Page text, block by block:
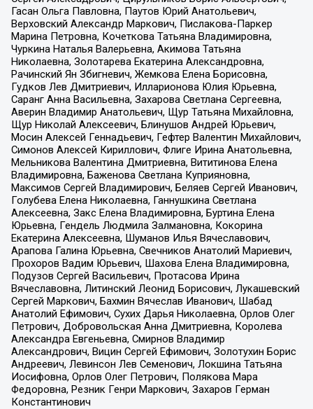
Гасан Ольга Павловна, Паутов Юрий Анатольевич,
Верховский Александр Маркович, Пислакова-Паркер
Марина Петровна, Кочеткова Татьяна Владимировна,
Чуркина Наталья Валерьевна, Акимова Татьяна
Николаевна, Золотарева Екатерина Александровна,
Рачинский Ян Збигневич, Жемкова Елена Борисовна,
Гудков Лев Дмитриевич, Илларионова Юлия Юрьевна,
Саранг Анна Васильевна, Захарова Светлана Сергеевна,
Аверин Владимир Анатольевич, Щур Татьяна Михайловна,
Щур Николай Алексеевич, Блинушов Андрей Юрьевич,
Мосин Алексей Геннадьевич, Гефтер Валентин Михайлович,
Симонов Алексей Кириллович, Флиге Ирина Анатольевна,
Мельникова Валентина Дмитриевна, Вититинова Елена
Владимировна, Баженова Светлана Куприяновна,
Максимов Сергей Владимирович, Беляев Сергей Иванович,
Голубева Елена Николаевна, Ганнушкина Светлана
Алексеевна, Закс Елена Владимировна, Буртина Елена
Юрьевна, Гендель Людмила Залмановна, Кокорина
Екатерина Алексеевна, Шуманов Илья Вячеславович,
Арапова Галина Юрьевна, Свечников Анатолий Мариевич,
Прохоров Вадим Юрьевич, Шахова Елена Владимировна,
Подузов Сергей Васильевич, Протасова Ирина
Вячеславовна, Литинский Леонид Борисович, Лукашевский
Сергей Маркович, Бахмин Вячеслав Иванович, Шабад
Анатолий Ефимович, Сухих Дарья Николаевна, Орлов Олег
Петрович, Добровольская Анна Дмитриевна, Королева
Александра Евгеньевна, Смирнов Владимир
Александрович, Вицин Сергей Ефимович, Золотухин Борис
Андреевич, Левинсон Лев Семенович, Локшина Татьяна
Иосифовна, Орлов Олег Петрович, Полякова Мара
Федоровна, Резник Генри Маркович, Захаров Герман
Константинович